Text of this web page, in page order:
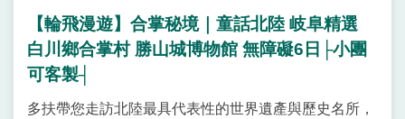
【輪飛漫遊】合掌秘境｜童話北陸 岐阜精選
白川鄉合掌村 勝山城博物館 無障礙6日├小團
可客製┤
多扶帶您走訪北陸最具代表性的世界遺產與歷史名所，